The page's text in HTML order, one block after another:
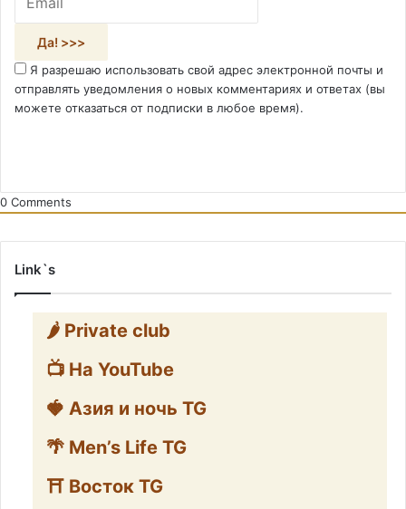
Я разрешаю использовать свой адрес электронной почты и
отправлять уведомления о новых комментариях и ответах (вы
можете отказаться от подписки в любое время).
0 Comments
Link`s
🌶️ Private club
📺 На YouTube
🍓 Азия и ночь TG
🌴 Men’s Life TG
⛩️ Восток TG